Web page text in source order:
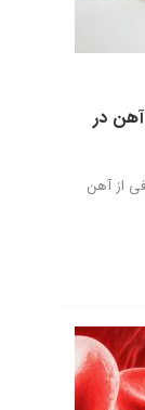
آهن در
از آهن